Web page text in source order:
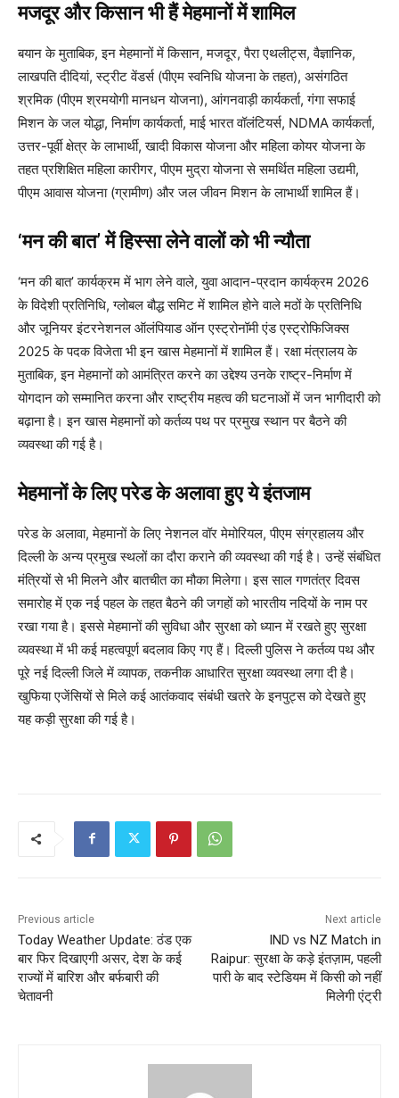
मजदूर और किसान भी हैं मेहमानों में शामिल
बयान के मुताबिक, इन मेहमानों में किसान, मजदूर, पैरा एथलीट्स, वैज्ञानिक,
लाखपति दीदियां, स्ट्रीट वेंडर्स (पीएम स्वनिधि योजना के तहत), असंगठित
श्रमिक (पीएम श्रमयोगी मानधन योजना), आंगनवाड़ी कार्यकर्ता, गंगा सफाई
मिशन के जल योद्धा, निर्माण कार्यकर्ता, माई भारत वॉलंटियर्स, NDMA कार्यकर्ता,
उत्तर-पूर्वी क्षेत्र के लाभार्थी, खादी विकास योजना और महिला कोयर योजना के
तहत प्रशिक्षित महिला कारीगर, पीएम मुद्रा योजना से समर्थित महिला उद्यमी,
पीएम आवास योजना (ग्रामीण) और जल जीवन मिशन के लाभार्थी शामिल हैं।
‘मन की बात’ में हिस्सा लेने वालों को भी न्यौता
‘मन की बात’ कार्यक्रम में भाग लेने वाले, युवा आदान-प्रदान कार्यक्रम 2026
के विदेशी प्रतिनिधि, ग्लोबल बौद्ध समिट में शामिल होने वाले मठों के प्रतिनिधि
और जूनियर इंटरनेशनल ऑलंपियाड ऑन एस्ट्रोनॉमी एंड एस्ट्रोफिजिक्स
2025 के पदक विजेता भी इन खास मेहमानों में शामिल हैं। रक्षा मंत्रालय के
मुताबिक, इन मेहमानों को आमंत्रित करने का उद्देश्य उनके राष्ट्र-निर्माण में
योगदान को सम्मानित करना और राष्ट्रीय महत्व की घटनाओं में जन भागीदारी को
बढ़ाना है। इन खास मेहमानों को कर्तव्य पथ पर प्रमुख स्थान पर बैठने की
व्यवस्था की गई है।
मेहमानों के लिए परेड के अलावा हुए ये इंतजाम
परेड के अलावा, मेहमानों के लिए नेशनल वॉर मेमोरियल, पीएम संग्रहालय और
दिल्ली के अन्य प्रमुख स्थलों का दौरा कराने की व्यवस्था की गई है। उन्हें संबंधित
मंत्रियों से भी मिलने और बातचीत का मौका मिलेगा। इस साल गणतंत्र दिवस
समारोह में एक नई पहल के तहत बैठने की जगहों को भारतीय नदियों के नाम पर
रखा गया है। इससे मेहमानों की सुविधा और सुरक्षा को ध्यान में रखते हुए सुरक्षा
व्यवस्था में भी कई महत्वपूर्ण बदलाव किए गए हैं। दिल्ली पुलिस ने कर्तव्य पथ और
पूरे नई दिल्ली जिले में व्यापक, तकनीक आधारित सुरक्षा व्यवस्था लगा दी है।
खुफिया एजेंसियों से मिले कई आतंकवाद संबंधी खतरे के इनपुट्स को देखते हुए
यह कड़ी सुरक्षा की गई है।
Previous article
Today Weather Update: ठंड एक
बार फिर दिखाएगी असर, देश के कई
राज्यों में बारिश और बर्फबारी की
चेतावनी
Next article
IND vs NZ Match in
Raipur: सुरक्षा के कड़े इंतज़ाम, पहली
पारी के बाद स्टेडियम में किसी को नहीं
मिलेगी एंट्री